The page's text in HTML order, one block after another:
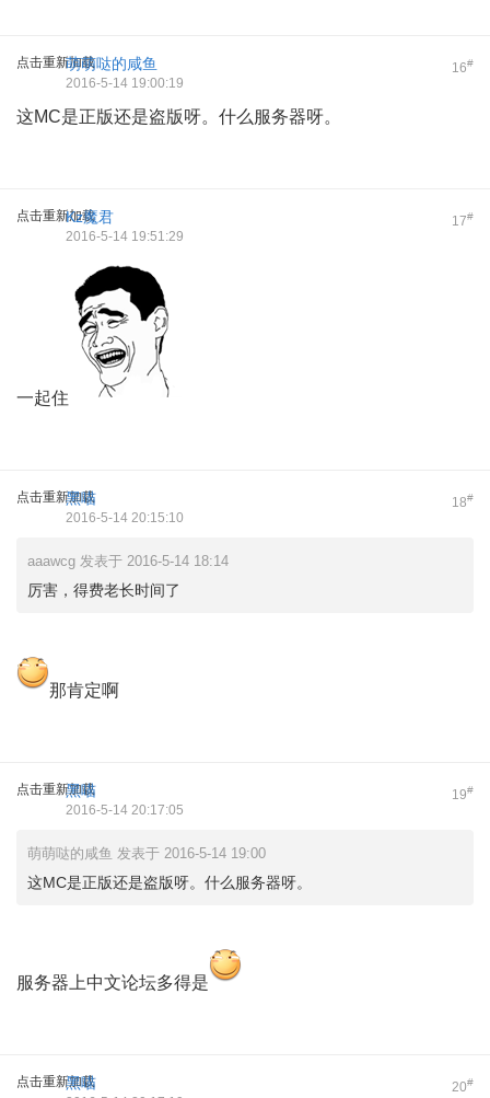
点击重新加载 16#
萌萌哒的咸鱼
2016-5-14 19:00:19
这MC是正版还是盗版呀。什么服务器呀。
点击重新加载 17#
Kz魔君
2016-5-14 19:51:29
一起住
点击重新加载 18#
黑喵
2016-5-14 20:15:10
aaawcg 发表于 2016-5-14 18:14
厉害，得费老长时间了
那肯定啊
点击重新加载 19#
黑喵
2016-5-14 20:17:05
萌萌哒的咸鱼 发表于 2016-5-14 19:00
这MC是正版还是盗版呀。什么服务器呀。
服务器上中文论坛多得是
点击重新加载 20#
黑喵